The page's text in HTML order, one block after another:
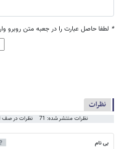
* لطفا حاصل عبارت را در جعبه متن روبرو
نظرات
نظرات منتشر شده: 71 نظرات در صف
بی نام